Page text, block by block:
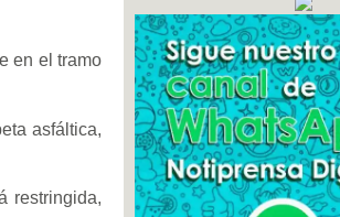
en el tramo
asfáltica,
restringida,